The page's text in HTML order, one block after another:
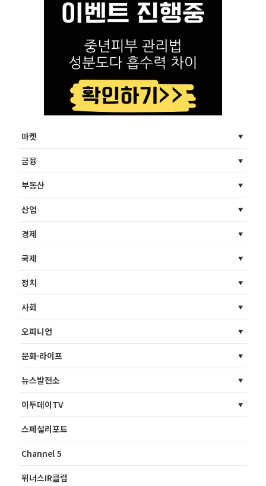
마켓
금융
부동산
산업
경제
국제
정치
사회
오피니언
문화·라이프
뉴스발전소
이투데이TV
스페셜리포트
Channel 5
위너스IR클럽